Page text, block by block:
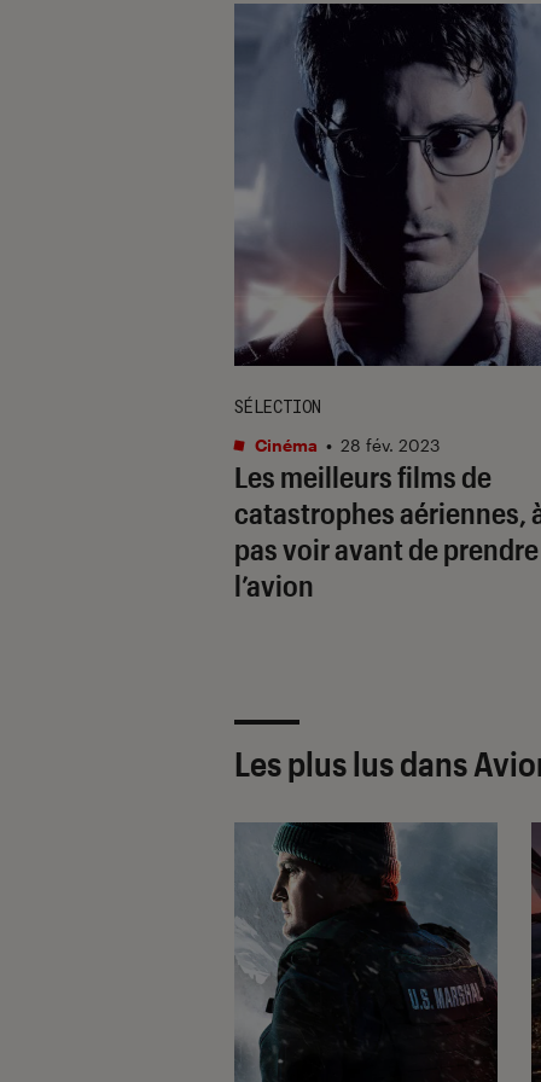
Les meilleurs films de
catastrophes aériennes,
pas voir avant de prendre
l’avion
SÉLECTION
Cinéma • 28 fév. 2023
Les plus lus dans